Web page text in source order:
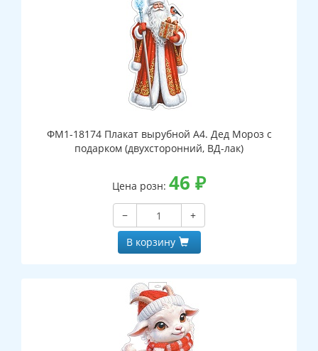
ФМ1-18174 Плакат вырубной А4. Дед Мороз с
подарком (двухсторонний, ВД-лак)
Цена розн: 46 ₽
−
+
В корзину